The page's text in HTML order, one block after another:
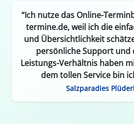
“Ich nutze das Online-
termine.de, weil ich die
und Übersichtlichkeit
persönliche Support und
Leistungs-Verhältnis haben
dem tollen Service bin
Salzparadies